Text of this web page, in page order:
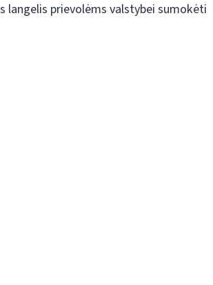
langelis prievolėms valstybei sumokėti